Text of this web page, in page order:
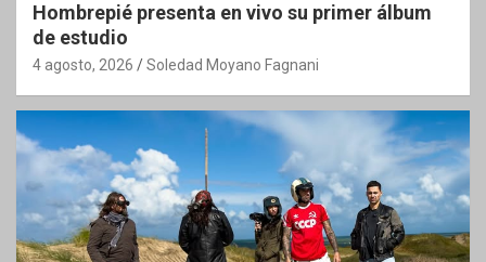
Hombrepié presenta en vivo su primer álbum
de estudio
4 agosto, 2026 Soledad Moyano Fagnani